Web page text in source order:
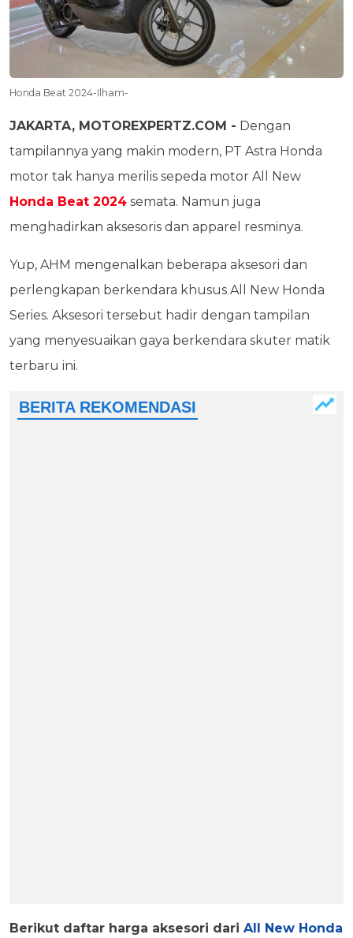
Honda Beat 2024-Ilham-
JAKARTA, MOTOREXPERTZ.COM - Dengan
tampilannya yang makin modern, PT Astra Honda
motor tak hanya merilis sepeda motor All New
Honda Beat 2024 semata. Namun juga
menghadirkan aksesoris dan apparel resminya.
Yup, AHM mengenalkan beberapa aksesori dan
perlengkapan berkendara khusus All New Honda
Series. Aksesori tersebut hadir dengan tampilan
yang menyesuaikan gaya berkendara skuter matik
terbaru ini.
Berikut daftar harga aksesori dari All New Honda